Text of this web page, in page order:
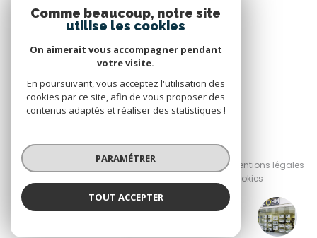
DOHM La Tour du Pin
Nous suivre
© 2026 | Tous droits réservés
Nos honoraires
Nos partenaires
Mentions légales
Cookies
Comme beaucoup, notre site
utilise les cookies
On aimerait vous accompagner pendant
votre visite.
En poursuivant, vous acceptez l'utilisation des
cookies par ce site, afin de vous proposer des
contenus adaptés et réaliser des statistiques !
PARAMÉTRER
TOUT ACCEPTER